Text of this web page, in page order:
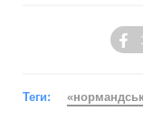
Теги: